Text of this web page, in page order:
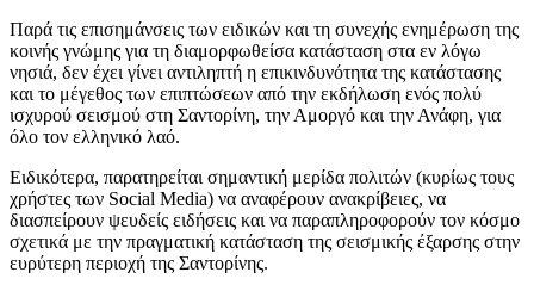
Παρά τις επισημάνσεις των ειδικών και τη συνεχής ενημέρωση της
κοινής γνώμης για τη διαμορφωθείσα κατάσταση στα εν λόγω
νησιά, δεν έχει γίνει αντιληπτή η επικινδυνότητα της κατάστασης
και το μέγεθος των επιπτώσεων από την εκδήλωση ενός πολύ
ισχυρού σεισμού στη Σαντορίνη, την Αμοργό και την Ανάφη, για
όλο τον ελληνικό λαό.
Ειδικότερα, παρατηρείται σημαντική μερίδα πολιτών (κυρίως τους
χρήστες των Social Media) να αναφέρουν ανακρίβειες, να
διασπείρουν ψευδείς ειδήσεις και να παραπληροφορούν τον κόσμο
σχετικά με την πραγματική κατάσταση της σεισμικής έξαρσης στην
ευρύτερη περιοχή της Σαντορίνης.